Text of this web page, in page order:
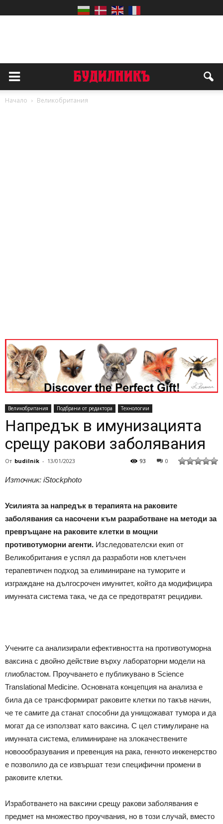
Начало Великобритания
Великобритания Подбрани от редактора Технологии
Напредък в имунизацията
срещу ракови заболявания
От budilnik - 13/01/2023 0
93
Източник: iStockphoto
Усилията за напредък в терапията на раковите
заболявания са насочени към разработване на методи за
превръщане на раковите клетки в мощни
противотуморни агенти. Изследователски екип от
Великобритания е успял да разработи нов клетъчен
терапевтичен подход за елиминиране на туморите и
изграждане на дългосрочен имунитет, който да модифицира
имунната система така, че да се предотвратят рецидиви.
Учените са анализирали ефективността на противотуморна
ваксина с двойно действие върху лабораторни модели на
глиобластом. Проучването е публикувано в Science
Translational Medicine. Основната концепция на анализа е
била да се трансформират раковите клетки по такъв начин,
че те самите да станат способни да унищожават тумора и да
могат да се използват като ваксина. С цел стимулиране на
имунната система, елиминиране на злокачествените
новоообразувания и превенция на рака, генното инженерство
е позволило да се извършат тези специфични промени в
раковите клетки.
Изработването на ваксини срещу ракови заболявания е
предмет на множество проучвания, но в този случай, вместо